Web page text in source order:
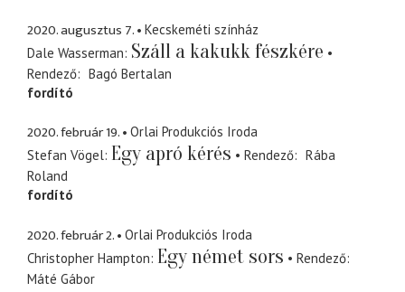
2020. augusztus 7.
Kecskeméti színház
Dale Wasserman Száll a kakukk fészkére
Rendező
Bagó Bertalan
fordító
2020. február 19.
Orlai Produkciós Iroda
Stefan Vögel Egy apró kérés Rendező
Rába
Roland
fordító
2020. február 2.
Orlai Produkciós Iroda
Christopher Hampton Egy német sors
Rendező
Máté Gábor